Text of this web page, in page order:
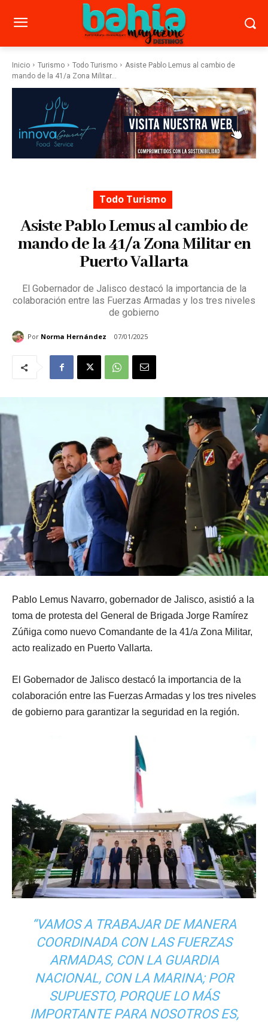
Inicio Turismo Todo Turismo
Asiste Pablo Lemus al cambio de
mando de la 41/a Zona Militar...
Todo Turismo
Asiste Pablo Lemus al cambio de
mando de la 41/a Zona Militar en
Puerto Vallarta
El Gobernador de Jalisco destacó la importancia de la
colaboración entre las Fuerzas Armadas y los tres niveles
de gobierno
Por Norma Hernández 07/01/2025
Pablo Lemus Navarro, gobernador de Jalisco, asistió a la
toma de protesta del General de Brigada Jorge Ramírez
Zúñiga como nuevo Comandante de la 41/a Zona Militar,
acto realizado en Puerto Vallarta.
El Gobernador de Jalisco destacó la importancia de la
colaboración entre las Fuerzas Armadas y los tres niveles
de gobierno para garantizar la seguridad en la región.
“VAMOS A TRABAJAR DE MANERA
COORDINADA CON LAS FUERZAS
ARMADAS, CON LA GUARDIA
NACIONAL, CON LA MARINA; POR
SUPUESTO, PORQUE LO MÁS
IMPORTANTE PARA NOSOTROS ES,